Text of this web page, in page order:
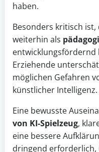
haben.
Besonders kritisch ist,
weiterhin als
entwicklungsfördernd
Erziehende
möglichen Gefahren
künstlicher Intelligenz.
Eine bewusste
von KI-Spielzeug,
eine bessere
dringend